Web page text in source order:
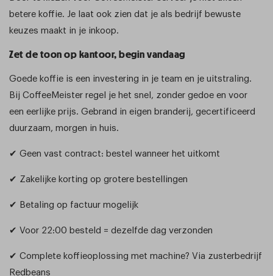
betere koffie. Je laat ook zien dat je als bedrijf bewuste
keuzes maakt in je inkoop.
Zet de toon op kantoor, begin vandaag
Goede koffie is een investering in je team en je uitstraling.
Bij CoffeeMeister regel je het snel, zonder gedoe en voor
een eerlijke prijs. Gebrand in eigen branderij, gecertificeerd
duurzaam, morgen in huis.
✔ Geen vast contract: bestel wanneer het uitkomt
✔ Zakelijke korting op grotere bestellingen
✔ Betaling op factuur mogelijk
✔ Voor 22:00 besteld = dezelfde dag verzonden
✔ Complete koffieoplossing met machine? Via zusterbedrijf
Redbeans